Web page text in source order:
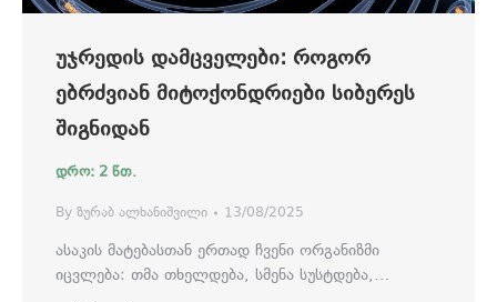
ᲣᲯᲠᲔᲓᲘᲡ ᲓᲐᲛᲪᲕᲔᲚᲔᲑᲘ: ᲠᲝᲒᲝᲠ
ᲔᲑᲠᲫᲕᲘᲐᲜ ᲛᲘᲢᲝᲥᲝᲜᲓᲠᲘᲔᲑᲘ ᲡᲘᲑᲔᲠᲔᲡ
ᲨᲘᲒᲜᲘᲓᲐᲜ
By ზურაბ ალხანიშვილი 13/08/2025
ასაკის მატებასთან ერთად ჩვენი ორგანიზმი
იცვლება: თმა თხელდება, სმენა სუსტდება,…